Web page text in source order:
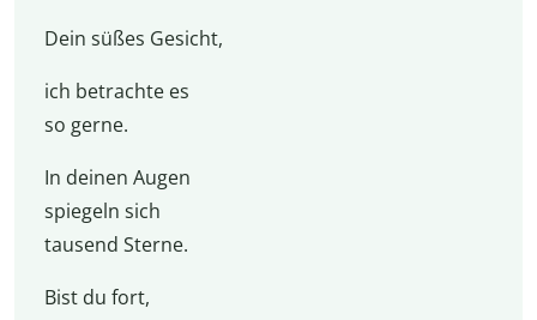
Dein süßes Gesicht,
ich betrachte es
so gerne.
In deinen Augen
spiegeln sich
tausend Sterne.
Bist du fort,